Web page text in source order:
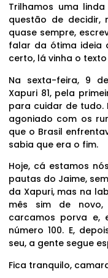
Trilhamos uma
questão de decidir,
quase sempre,
falar da ótima ideia
certo, lá vinha o
Na sexta-feira, 9
Xapuri 81, pela
para cuidar de tudo.
agoniado com os
que o Brasil
sabia que era o fim.
Hoje, cá estamos
pautas do Jaime,
da Xapuri, mas na
mês sim de novo,
carcamos porva e,
número 100. E,
seu, a gente segue
Fica tranquilo,